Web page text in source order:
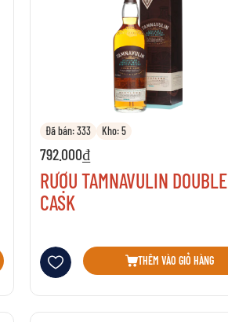
Đã bán: 333 Kho: 5
792.000₫
RƯỢU TAMNAVULIN DOUBLE
CASK
Thêm vào danh sách yêu thích
THÊM VÀO GIỎ HÀNG